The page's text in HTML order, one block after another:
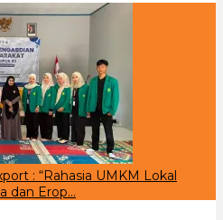
: “Rahasia UMKM Lokal
dan Erop…